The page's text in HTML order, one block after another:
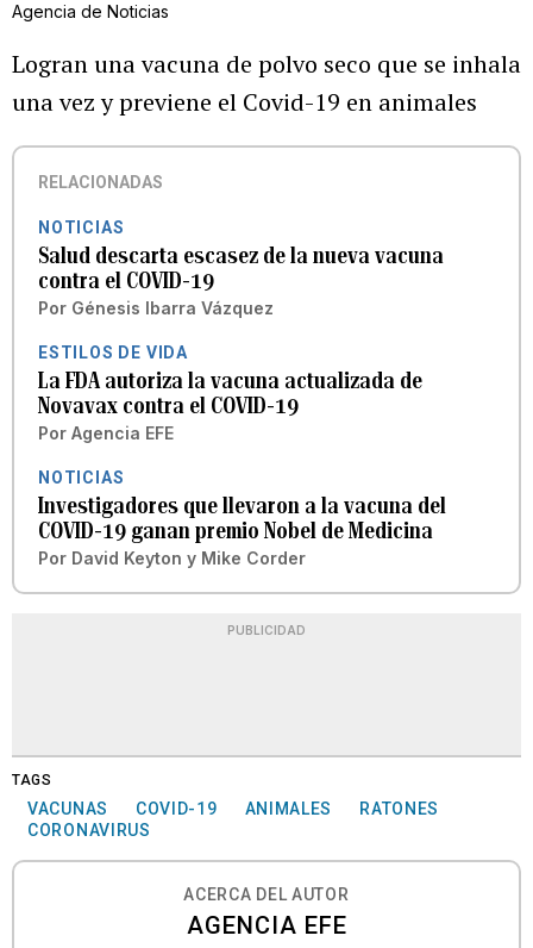
Agencia de Noticias
Logran una vacuna de polvo seco que se inhala
una vez y previene el Covid-19 en animales
RELACIONADAS
NOTICIAS
Salud descarta escasez de la nueva vacuna
contra el COVID-19
Por Génesis Ibarra Vázquez
ESTILOS DE VIDA
La FDA autoriza la vacuna actualizada de
Novavax contra el COVID-19
Por Agencia EFE
NOTICIAS
Investigadores que llevaron a la vacuna del
COVID-19 ganan premio Nobel de Medicina
Por David Keyton y Mike Corder
PUBLICIDAD
TAGS
VACUNAS COVID-19 ANIMALES
RATONES
CORONAVIRUS
ACERCA DEL AUTOR
AGENCIA EFE